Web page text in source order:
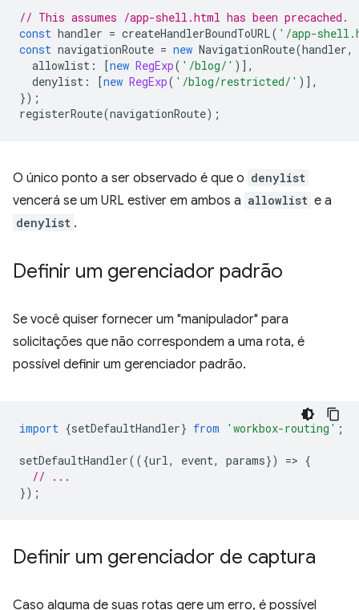
// This assumes /app-shell.html has been precached.
const handler = createHandlerBoundToURL( '/app-
const navigationRoute = new NavigationRoute(handler,
allowlist : [new RegExp( '/blog/' )],
denylist : [new RegExp( '/blog/restricted/' )],
});
registerRoute(navigationRoute);
O único ponto a ser observado é que o denylist
vencerá se um URL estiver em ambos a allowlist e a
denylist .
Definir um gerenciador padrão
Se você quiser fornecer um "manipulador" para
solicitações que não correspondem a uma rota, é
possível definir um gerenciador padrão.
import {setDefaultHandler} from 'workbox-routing' ;
setDefaultHandler(({url, event, params}) => {
// ...
});
Definir um gerenciador de captura
Caso alguma de suas rotas gere um erro, é possível